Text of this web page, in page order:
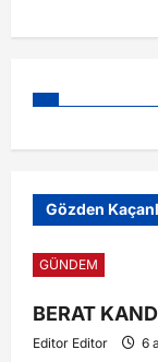
Gözden
GÜNDEM
BERAT
Editor Editor 6